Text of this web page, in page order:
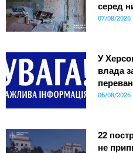
серед
07/08/2026
У
влада
06/08/2026
22
не